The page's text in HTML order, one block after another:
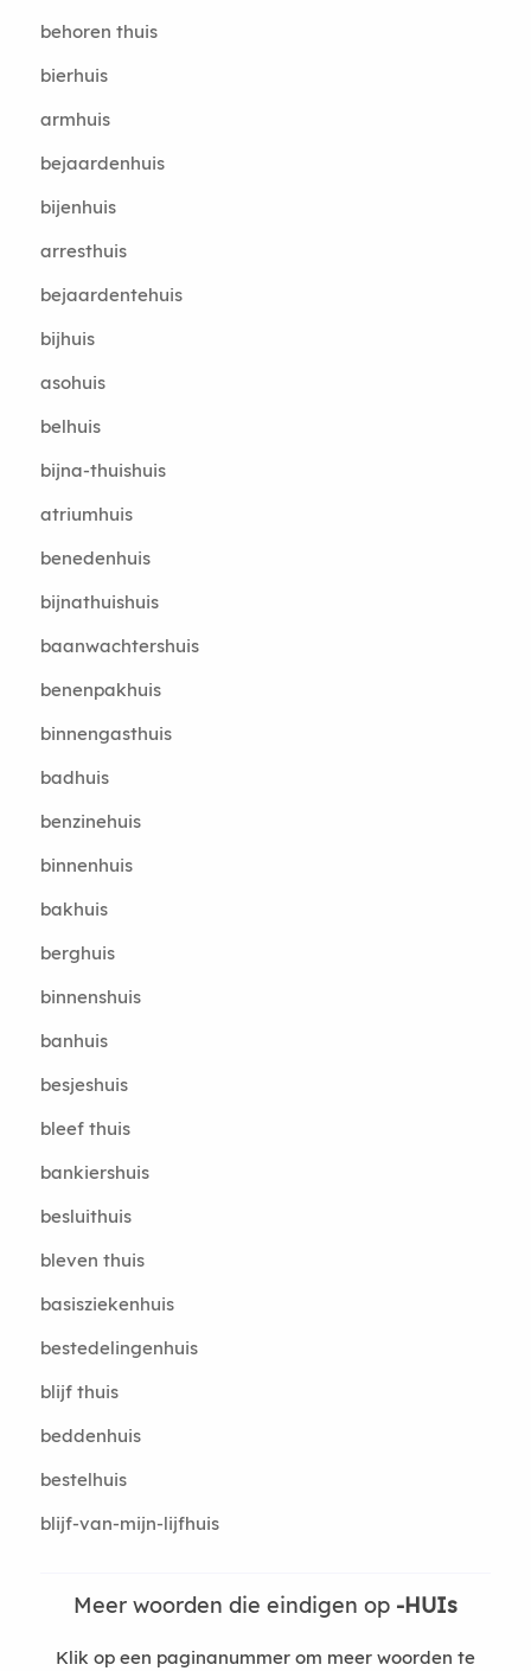
behoren thuis
bierhuis
armhuis
bejaardenhuis
bijenhuis
arresthuis
bejaardentehuis
bijhuis
asohuis
belhuis
bijna-thuishuis
atriumhuis
benedenhuis
bijnathuishuis
baanwachtershuis
benenpakhuis
binnengasthuis
badhuis
benzinehuis
binnenhuis
bakhuis
berghuis
binnenshuis
banhuis
besjeshuis
bleef thuis
bankiershuis
besluithuis
bleven thuis
basisziekenhuis
bestedelingenhuis
blijf thuis
beddenhuis
bestelhuis
blijf-van-mijn-lijfhuis
Meer woorden die eindigen op -HUIs
Klik op een paginanummer om meer woorden te